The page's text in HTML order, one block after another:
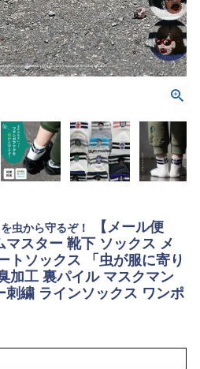
虫から守るぞ！
【メール便
スター 靴下 ソックス メ
トソックス 「虫が服に寄り
加工 裏パイル マスクマン
刺繍 ラインソックス ワンポ